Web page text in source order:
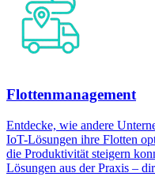
Flottenmanagement
Entdecke, wie andere
IoT-Lösungen ihre Flotten
die Produktivität steigern
Lösungen aus der Praxis –